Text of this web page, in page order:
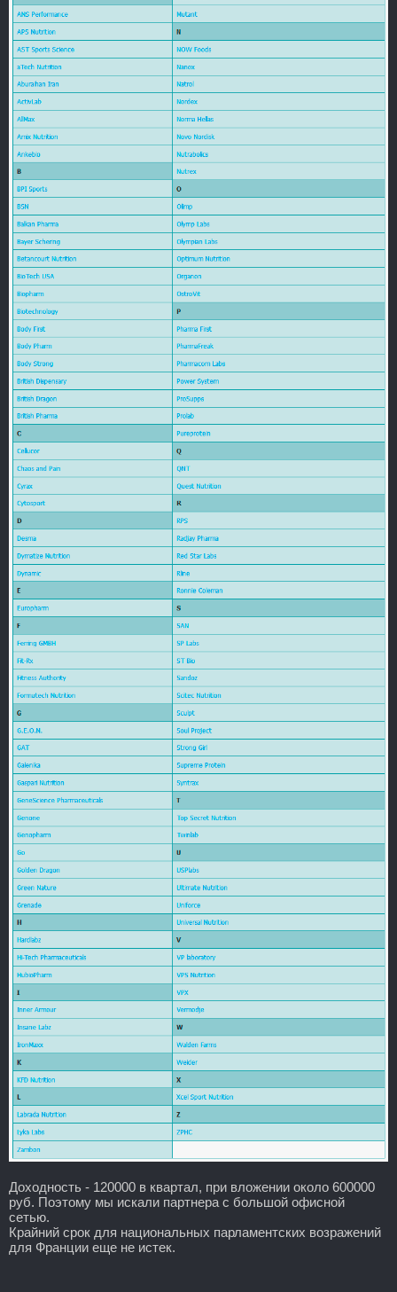
Доходность - 120000 в квартал, при вложении около 600000
руб. Поэтому мы искали партнера с большой офисной
сетью.
Крайний срок для национальных парламентских возражений
для Франции еще не истек.